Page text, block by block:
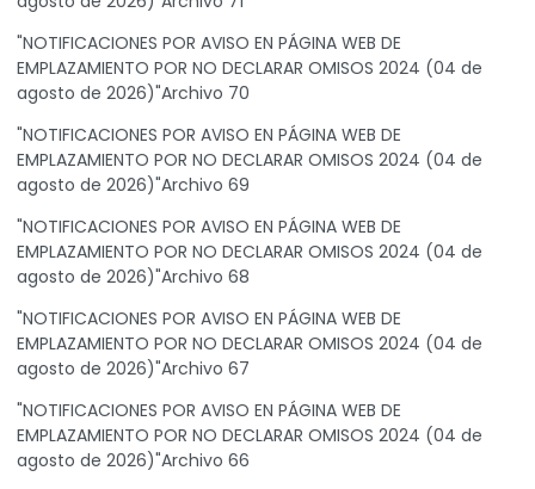
"NOTIFICACIONES POR AVISO EN PÁGINA WEB DE
EMPLAZAMIENTO POR NO DECLARAR OMISOS 2024 (04 de
agosto de 2026)"Archivo 70
"NOTIFICACIONES POR AVISO EN PÁGINA WEB DE
EMPLAZAMIENTO POR NO DECLARAR OMISOS 2024 (04 de
agosto de 2026)"Archivo 69
"NOTIFICACIONES POR AVISO EN PÁGINA WEB DE
EMPLAZAMIENTO POR NO DECLARAR OMISOS 2024 (04 de
agosto de 2026)"Archivo 68
"NOTIFICACIONES POR AVISO EN PÁGINA WEB DE
EMPLAZAMIENTO POR NO DECLARAR OMISOS 2024 (04 de
agosto de 2026)"Archivo 67
"NOTIFICACIONES POR AVISO EN PÁGINA WEB DE
EMPLAZAMIENTO POR NO DECLARAR OMISOS 2024 (04 de
agosto de 2026)"Archivo 66